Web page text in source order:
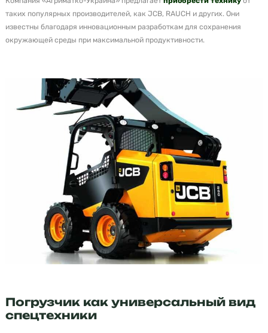
таких популярных производителей, как JCB, RAUCH и других. Они
известны благодаря инновационным разработкам для сохранения
окружающей среды при максимальной продуктивности.
Погрузчик как универсальный вид
спецтехники